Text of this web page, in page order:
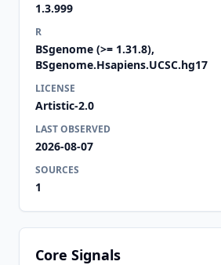
1.3.999
R
BSgenome (>= 1.31.8),
BSgenome.Hsapiens.UCSC.hg17
LICENSE
Artistic-2.0
LAST OBSERVED
2026-08-07
SOURCES
1
Core Signals